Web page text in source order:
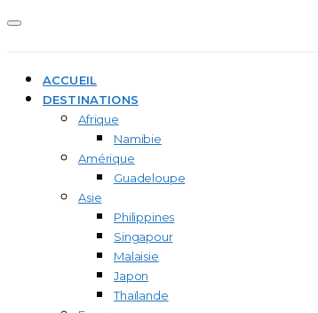
ACCUEIL
DESTINATIONS
Afrique
Namibie
Amérique
Guadeloupe
Asie
Philippines
Singapour
Malaisie
Japon
Thaïlande